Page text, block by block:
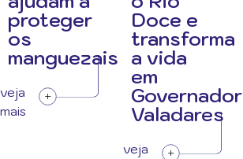
proteger
os
manguezais
veja
mais
Doce e
transforma
a vida
em
Governador
Valadares
veja